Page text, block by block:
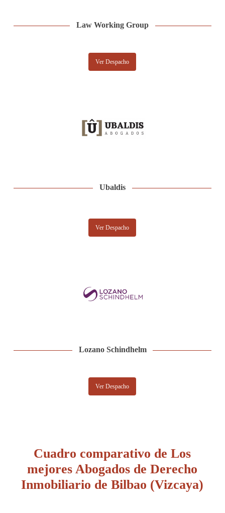
Law Working Group
Ver Despacho
Ubaldis
Ver Despacho
Lozano Schindhelm
Ver Despacho
Cuadro comparativo de Los
mejores Abogados de Derecho
Inmobiliario de Bilbao (Vizcaya)